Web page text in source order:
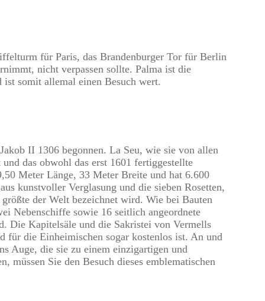
für Paris, das Brandenburger Tor für Berlin
nicht verpassen sollte. Palma ist die
somit allemal einen Besuch wert.
II 1306 begonnen. La Seu, wie sie von allen
das obwohl das erst 1601 fertiggestellte
Meter Länge, 33 Meter Breite und hat 6.600
kunstvoller Verglasung und die sieben Rosetten,
der Welt bezeichnet wird. Wie bei Bauten
Nebenschiffe sowie 16 seitlich angeordnete
Die Kapitelsäle und die Sakristei von Vermells
für die Einheimischen sogar kostenlos ist. An und
Auge, die sie zu einem einzigartigen und
müssen Sie den Besuch dieses emblematischen